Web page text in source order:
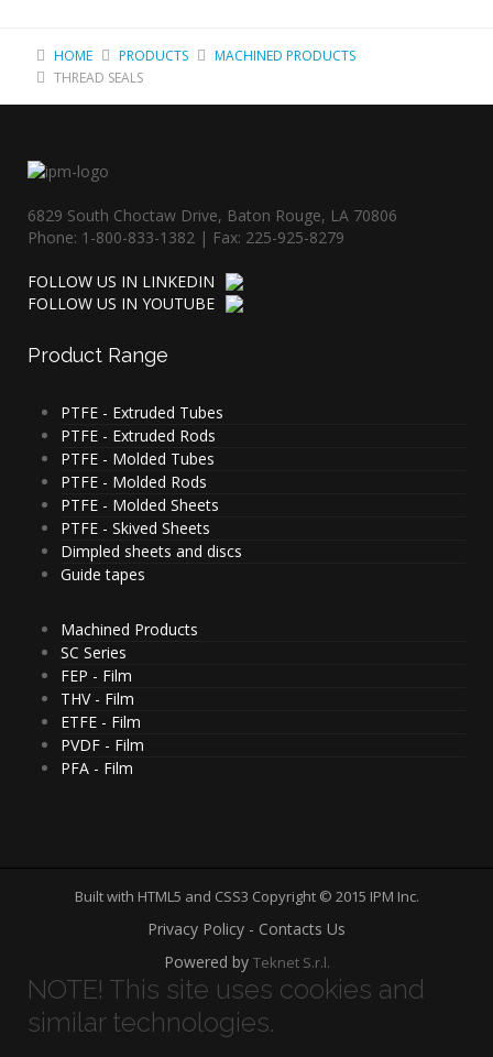
HOME PRODUCTS
MACHINED PRODUCTS
THREAD SEALS
6829 South Choctaw Drive, Baton Rouge, LA 70806
Phone: 1-800-833-1382 | Fax: 225-925-8279
FOLLOW US IN LINKEDIN
FOLLOW US IN YOUTUBE
Product Range
PTFE - Extruded Tubes
PTFE - Extruded Rods
PTFE - Molded Tubes
PTFE - Molded Rods
PTFE - Molded Sheets
PTFE - Skived Sheets
Dimpled sheets and discs
Guide tapes
Machined Products
SC Series
FEP - Film
THV - Film
ETFE - Film
PVDF - Film
PFA - Film
Built with HTML5 and CSS3 Copyright © 2015 IPM Inc.
Privacy Policy - Contacts Us
Powered by Teknet S.r.l.
NOTE! This site uses cookies and
similar technologies.